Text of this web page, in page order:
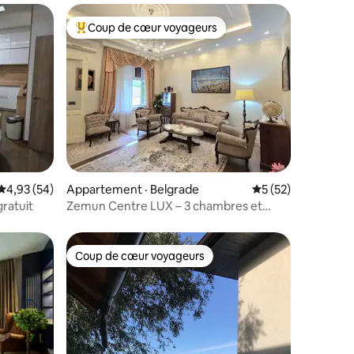
moyenne de 4,93 sur 5, 54 commentaires
4,93 (54)
Coup de cœur voyageurs parmi les plus aimés
Coup de cœur voyageurs
Appartement · Belgrade Note moyenne de
5 (52)
Zemun Centre LUX – 3 chambres et
plus aimésCoup de cœur voyageurs
Coup de cœur voyageurs